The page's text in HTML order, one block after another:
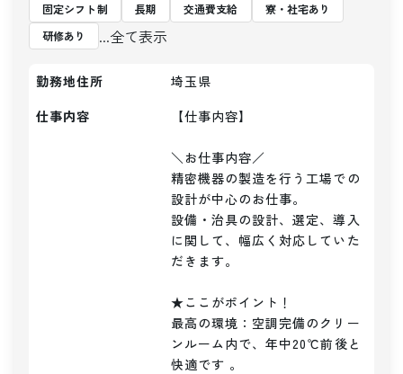
固定シフト制 長期 交通費支給
寮・社宅あり
研修あり
...全て表示
勤務地住所
埼玉県
仕事内容
【仕事内容】
＼お仕事内容／
精密機器の製造を行う工場での
設計が中心のお仕事。
設備・治具の設計、選定、導入
に関して、幅広く対応していた
だきます。
★ここがポイント！
最高の環境：空調完備のクリー
ンルーム内で、年中20℃前後と
快適です 。